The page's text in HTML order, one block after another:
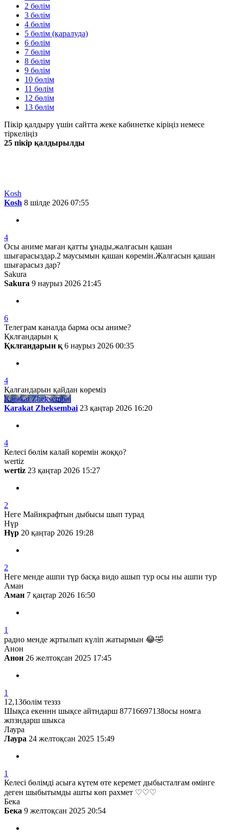
2 бөлім
3 бөлім
4 бөлім
5 бөлім (қаралуда)
6 бөлім
7 бөлім
8 бөлім
9 бөлім
10 бөлім
11 бөлім
12 бөлім
13 бөлім
Пікір қалдыру үшін сайтта жеке кабинетке кіріңіз немесе
тіркеліңіз
25 пікір қалдырылды
Kosh
Kosh 8 шілде 2026 07:55
4
Осы аниме маған қатты ұнады,жалғасын қашан
шығарасыздар.2 маусымын қашан көремін.Жалғасын қашан
шығарасыз дар?
Sakura
Sakura 9 наурыз 2026 21:45
6
Телеграм каналда барма осы аниме?
Қклғандарын қ
Қклғандарын қ 6 наурыз 2026 00:35
4
Қалғандарын қайдан көреміз
Karakat Zheksembai
Karakat Zheksembai 23 қаңтар 2026 16:20
4
Келесі бөлім калай коремін жоққо?
wertiz
wertiz 23 қаңтар 2026 15:27
2
Неге Майнкрафтын дыбысы шып турад
Нүр
Нүр 20 қаңтар 2026 19:28
2
Неге менде ашпи түр басқа видо ашып тур осы ны ашпи тур
Аман
Аман 7 қаңтар 2026 16:50
1
радно менде жртылып күліп жатырмын 😂🤣
Анон
Анон 26 желтоқсан 2025 17:45
1
12,13болім теззз
Шықса екеннн шықсе айтндарш 87716697138осы номга
жпзндарш шыкса
Лаура
Лаура 24 желтоқсан 2025 15:49
1
Келесі бөлімді асыға күтем өте керемет дыбысталғам өмінге
деген шыбытымды ашты көп рахмет ♡♡♡
Бека
Бека 9 желтоқсан 2025 20:54